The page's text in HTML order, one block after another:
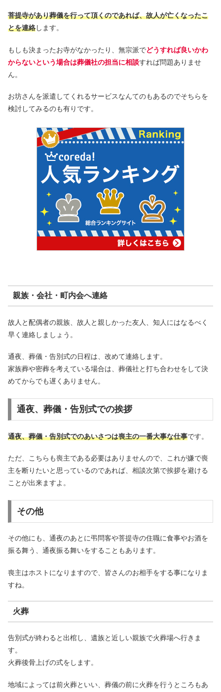
菩提寺があり葬儀を行って頂くのであれば、故人が亡くなったこ
とを連絡します。
もしも決まったお寺がなかったり、無宗派でどうすれば良いかわ
からないという場合は葬儀社の担当に相談すれば問題ありませ
ん。
お坊さんを派遣してくれるサービスなんてのもあるのでそちらを
検討してみるのも有りです。
親族・会社・町内会へ連絡
故人と配偶者の親族、故人と親しかった友人、知人にはなるべく
早く連絡しましょう。
通夜、葬儀・告別式の日程は、改めて連絡します。
家族葬や密葬を考えている場合は、葬儀社と打ち合わせをして決
めてからでも遅くありません。
通夜、葬儀・告別式での挨拶
通夜、葬儀・告別式でのあいさつは喪主の一番大事な仕事です。
ただ、こちらも喪主である必要はありませんので、これが嫌で喪
主を断りたいと思っているのであれば、相談次第で挨拶を避ける
ことが出来ますよ。
その他
その他にも、通夜のあとに弔問客や菩提寺の住職に食事やお酒を
振る舞う、通夜振る舞いをすることもあります。
喪主はホストになりますので、皆さんのお相手をする事になりま
すね。
火葬
告別式が終わると出棺し、遺族と近しい親族で火葬場へ行きま
す。
火葬後骨上げの式をします。
地域によっては前火葬といい、葬儀の前に火葬を行うところもあ